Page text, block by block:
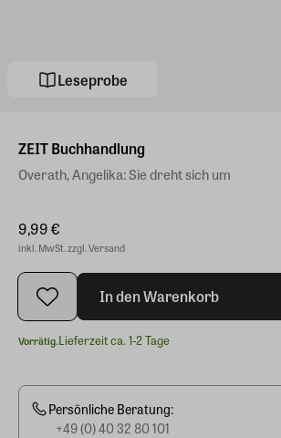
Leseprobe
ZEIT Buchhandlung
Overath, Angelika: Sie dreht sich um
9,99 €
inkl. MwSt. zzgl. Versand
In den Warenkorb
Vorrätig.Lieferzeit ca. 1-2 Tage
Persönliche Beratung:
+49 (0) 40 32 80 101